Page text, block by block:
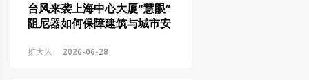
台风来袭上海中心大厦“慧眼”
阻尼器如何保障建筑与城市安
准包含核心关键词“台风”“上海
扩大人 2026-06-28